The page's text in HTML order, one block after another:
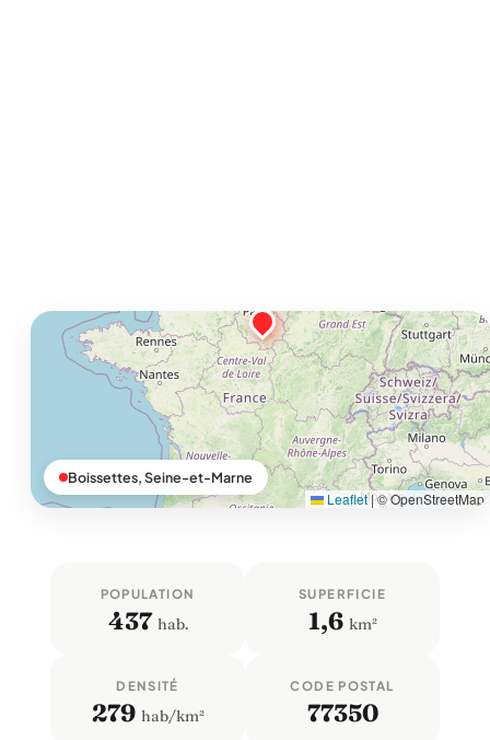
Leaflet |© OpenStreetMap
Boissettes, Seine-et-Marne
POPULATION
437 hab.
SUPERFICIE
1,6 km²
DENSITÉ
279 hab/km²
CODE POSTAL
77350